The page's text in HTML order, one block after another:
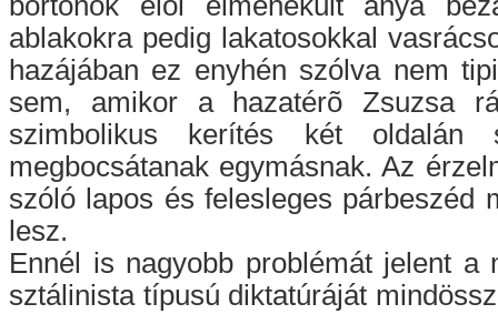
ablakokra pedig lakatosokkal
hazájában ez enyhén szólva nem
sem, amikor a hazatérõ Zsuzsa
szimbolikus kerítés két oldalán
megbocsátanak egymásnak. Az
szóló lapos és felesleges párbeszéd
lesz.
Ennél is nagyobb problémát jelent a
sztálinista típusú diktatúráját